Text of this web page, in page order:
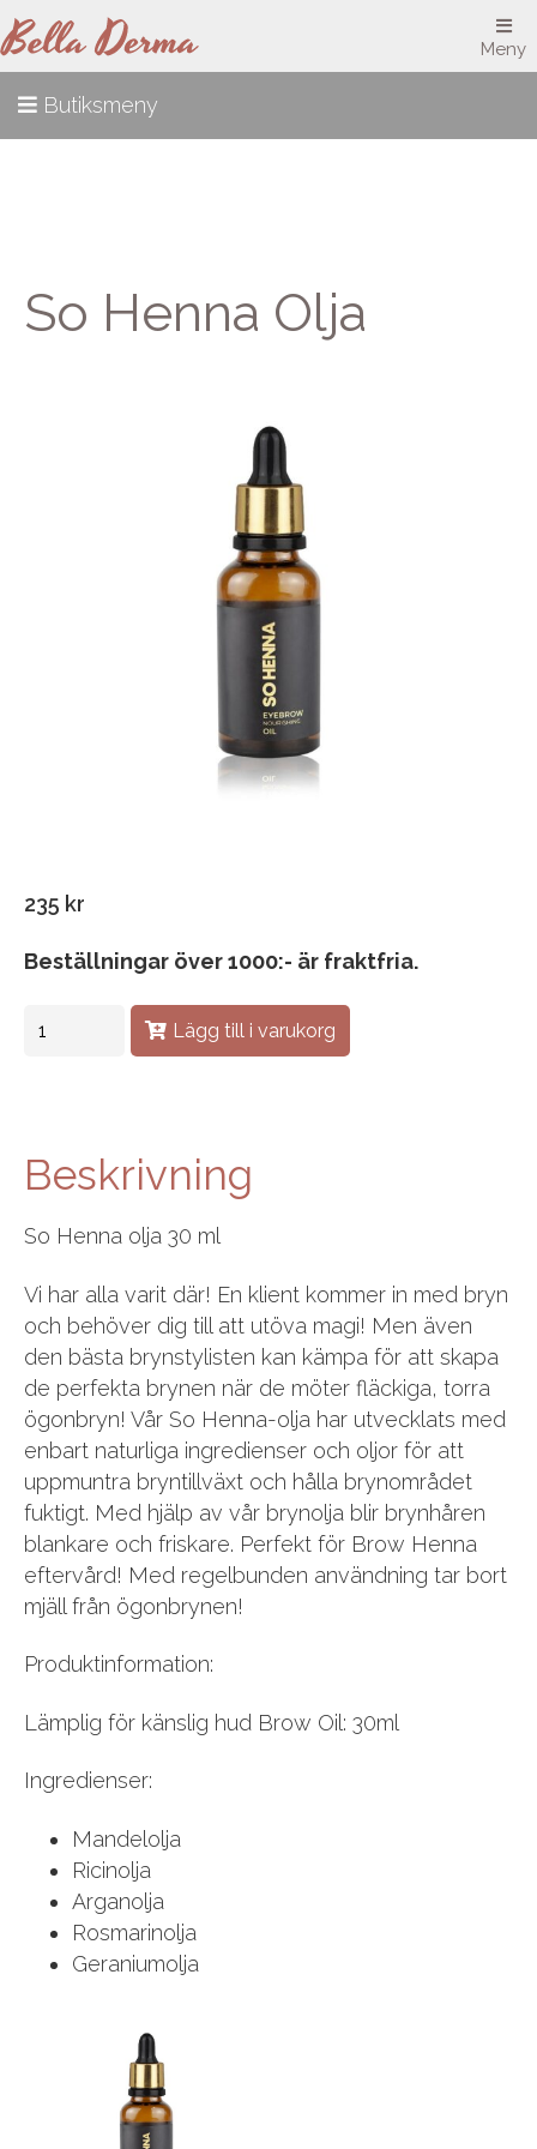
Meny
Butiksmeny
So Henna Olja
235 kr
Beställningar över 1000:- är fraktfria.
Lägg till i varukorg
Beskrivning
So Henna olja 30 ml
Vi har alla varit där! En klient kommer in med bryn
och behöver dig till att utöva magi! Men även
den bästa brynstylisten kan kämpa för att skapa
de perfekta brynen när de möter fläckiga, torra
ögonbryn! Vår So Henna-olja har utvecklats med
enbart naturliga ingredienser och oljor för att
uppmuntra bryntillväxt och hålla brynområdet
fuktigt. Med hjälp av vår brynolja blir brynhåren
blankare och friskare. Perfekt för Brow Henna
eftervård! Med regelbunden användning tar bort
mjäll från ögonbrynen!
Produktinformation:
Lämplig för känslig hud Brow Oil: 30ml
Ingredienser:
Mandelolja
Ricinolja
Arganolja
Rosmarinolja
Geraniumolja